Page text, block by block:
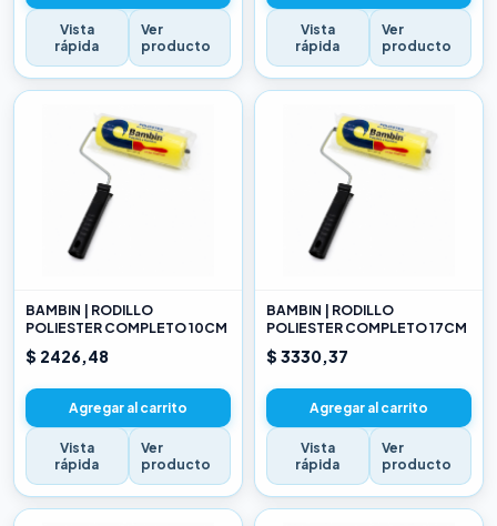
Vista
rápida
Ver
producto
Vista
rápida
Ver
producto
BAMBIN | RODILLO
POLIESTER COMPLETO 10CM
$ 2426,48
Agregar al carrito
Vista
rápida
Ver
producto
BAMBIN | RODILLO
POLIESTER COMPLETO 17CM
$ 3330,37
Agregar al carrito
Vista
rápida
Ver
producto